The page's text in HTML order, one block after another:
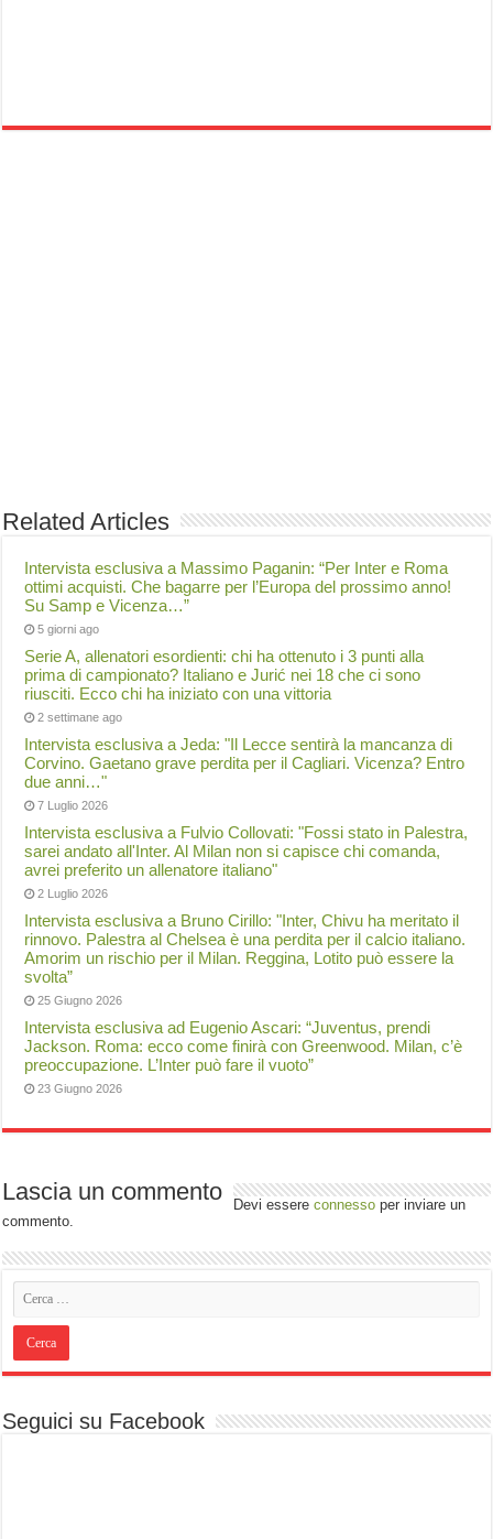
Related Articles
Intervista esclusiva a Massimo Paganin: “Per Inter e Roma
ottimi acquisti. Che bagarre per l’Europa del prossimo anno!
Su Samp e Vicenza…”
5 giorni ago
Serie A, allenatori esordienti: chi ha ottenuto i 3 punti alla
prima di campionato? Italiano e Jurić nei 18 che ci sono
riusciti. Ecco chi ha iniziato con una vittoria
2 settimane ago
Intervista esclusiva a Jeda: "Il Lecce sentirà la mancanza di
Corvino. Gaetano grave perdita per il Cagliari. Vicenza? Entro
due anni…"
7 Luglio 2026
Intervista esclusiva a Fulvio Collovati: "Fossi stato in Palestra,
sarei andato all'Inter. Al Milan non si capisce chi comanda,
avrei preferito un allenatore italiano"
2 Luglio 2026
Intervista esclusiva a Bruno Cirillo: "Inter, Chivu ha meritato il
rinnovo. Palestra al Chelsea è una perdita per il calcio italiano.
Amorim un rischio per il Milan. Reggina, Lotito può essere la
svolta”
25 Giugno 2026
Intervista esclusiva ad Eugenio Ascari: “Juventus, prendi
Jackson. Roma: ecco come finirà con Greenwood. Milan, c’è
preoccupazione. L’Inter può fare il vuoto”
23 Giugno 2026
Lascia un commento Devi essereconnesso per inviare un
commento.
Seguici su Facebook